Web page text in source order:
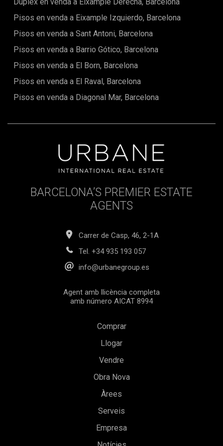
Dúplex en venda a Eixample Derecha, Barcelona
Pisos en venda a Eixample Izquierdo, Barcelona
Pisos en venda a Sant Antoni, Barcelona
Pisos en venda a Barrio Gótico, Barcelona
Pisos en venda a El Born, Barcelona
Pisos en venda a El Raval, Barcelona
Pisos en venda a Diagonal Mar, Barcelona
BARCELONA’S PREMIER ESTATE
AGENTS
Carrer de Casp, 46, 2-1A
Tel. +34 935 193 057
info@urbanegroup.es
Agent amb llicència completa
amb número AICAT 8994
Comprar
Llogar
Vendre
Obra Nova
Àrees
Serveis
Empresa
Guardar configuració